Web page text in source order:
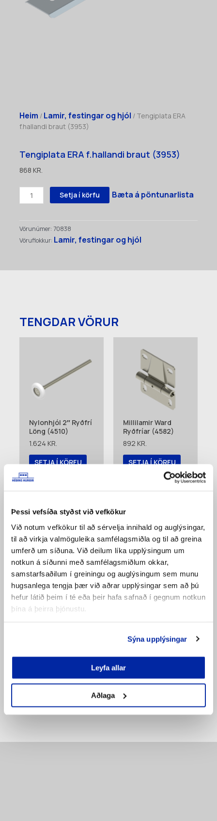
Þessi vefsíða styðst við vefkökur
Við notum vefkökur til að sérvelja innihald og auglýsingar,
til að virkja valmöguleika samfélagsmiðla og til að greina
umferð um síðuna. Við deilum líka upplýsingum um
notkun á síðunni með samfélagsmiðlum okkar,
samstarfsaðilum í greiningu og auglýsingum sem munu
hugsanlega tengja þær við aðrar upplýsingar sem að þú
hefur látið þeim í té eða þeir hafa safnað í gegnum notkun
þína á þeirra þjónustu.
Sýna upplýsingar
Leyfa allar
Aðlaga
Heim / Lamir, festingar og hjól / Tengiplata ERA
f.hallandi braut (3953)
Tengiplata ERA f.hallandi braut (3953)
868 KR.
Tengiplata
ERA
quantity
Setja í körfu Bæta á pöntunarlista
Vörunúmer: 70838
Vöruflokkur: Lamir, festingar og hjól
TENGDAR VÖRUR
Nylonhjól 2″ Ryðfrí
Löng (4510)
1.624 KR.
SETJA Í KÖRFU
Bæta á
Millilamir Ward
Ryðfríar (4582)
892 KR.
SETJA Í KÖRFU
Endalamir Fingra
pöntunarlista
Bæta á
pöntunarlista